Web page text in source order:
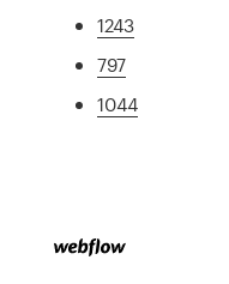
1243
797
1044